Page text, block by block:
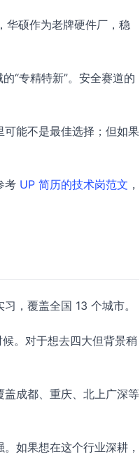
华硕作为老牌硬件厂，稳
“专精特新”。安全赛道的
能不是最佳选择；但如果
考 UP 简历的技术岗范文 ，
，覆盖全国 13 个城市。
。对于想去四大但背景稍
成都、重庆、北上广深等
如果想在这个行业深耕，